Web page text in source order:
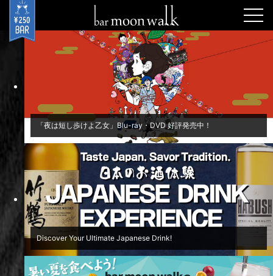
「夜は短し歩けよ乙女」Blu-ray・DVD 好評発売中！
Discover Your Ultimate Japanese Drink!